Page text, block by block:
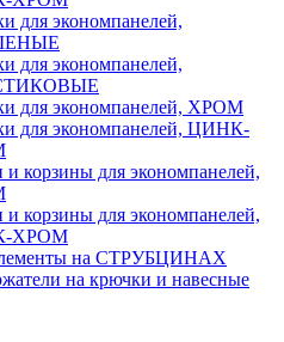
для экономпанелей,
для экономпанелей,
для экономпанелей, ХРОМ
для экономпанелей, ЦИНК-
корзины для экономпанелей,
корзины для экономпанелей,
ХРОМ
на СТРУБЦИНАХ
на крючки и навесные